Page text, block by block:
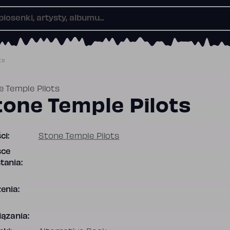
Temple Pilots
Temple Pilots
Stone Temple Pilots